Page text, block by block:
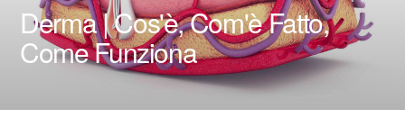
Derma | Cos'è, Com'è Fatto,
Come Funziona